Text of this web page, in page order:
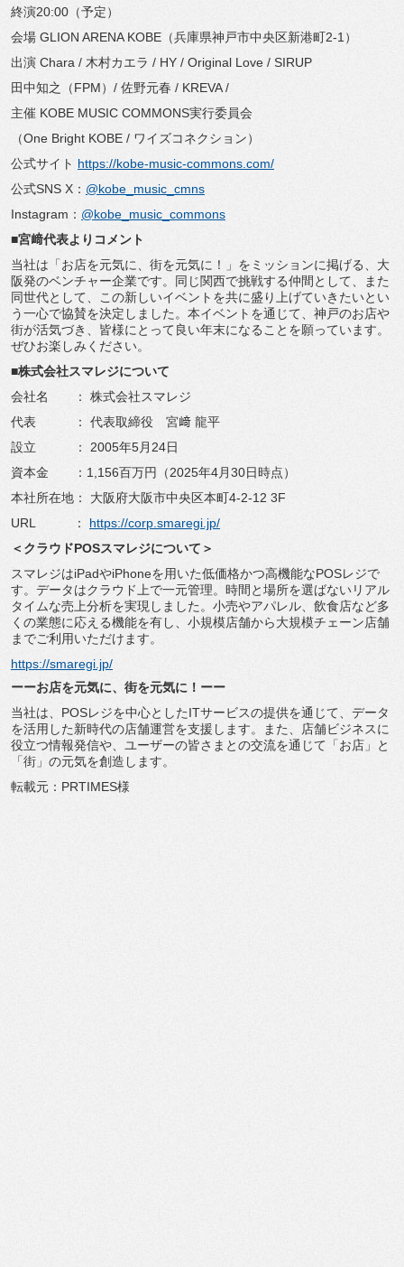
終演20:00（予定）
会場 GLION ARENA KOBE（兵庫県神戸市中央区新港町2-1）
出演 Chara / 木村カエラ / HY / Original Love / SIRUP
田中知之（FPM）/ 佐野元春 / KREVA /
主催 KOBE MUSIC COMMONS実行委員会
（One Bright KOBE / ワイズコネクション）
公式サイト https://kobe-music-commons. com/
公式SNS X： @kobe_music_cmns
Instagram： @kobe_music_commons
■宮﨑代表よりコメント
当社は「お店を元気に、街を元気に！」をミッションに掲げる、 大
阪発のベンチャー企業です。同じ関西で挑戦する仲間として、
また
同世代として、
この新しいイベントを共に盛り上げていきたいとい
う一心で協賛を決定しました。本イベントを通じて、神戸のお店や
街が活気づき、 皆様にとって良い年末になることを願っています。
ぜひお楽しみください。
■株式会社スマレジについて
会社名 ： 株式会社スマレジ
代表 ： 代表取締役 宮﨑 龍平
設立 ： 2005年5月24日
資本金 ：1,156百万円（2025年4月30日時点）
本社所在地： 大阪府大阪市中央区本町4-2-12 3F
URL ： https://corp.smaregi.jp/
＜クラウドPOSスマレジについて＞
スマレジはiPadやiPhoneを用いた低価格かつ高機能なPOSレジで
す。データはクラウド上で一元管理。 時間と場所を選ばないリアル
タイムな売上分析を実現しました。 小売やアパレル、飲食店など多
くの業態に応える機能を有し、 小規模店舗から大規模チェーン店舗
までご利用いただけます。
https://smaregi.jp/
ーーお店を元気に、街を元気に！ーー
当社は、POSレジを中心としたITサービスの提供を通じて、 データ
を活用した新時代の店舗運営を支援します。また、
店舗ビジネスに
役立つ情報発信や、 ユーザーの皆さまとの交流を通じて「お店」と
「街」 の元気を創造します。
転載元：PRTIMES様